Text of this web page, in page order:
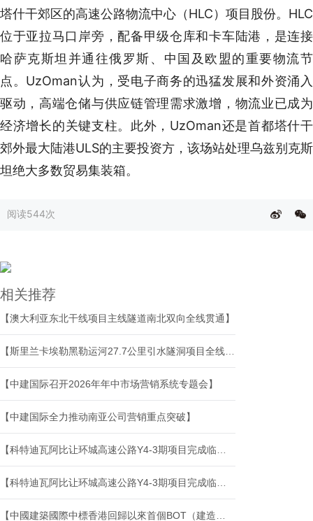
塔什干郊区的高速公路物流中心（HLC）项目股份。HLC
位于亚拉马口岸旁，配备甲级仓库和卡车陆港，是连接
哈萨克斯坦并通往俄罗斯、中国及欧盟的重要物流节
点。UzOman认为，受电子商务的迅猛发展和外资涌入
驱动，高端仓储与供应链管理需求激增，物流业已成为
经济增长的关键支柱。此外，UzOman还是首都塔什干
郊外最大陆港ULS的主要投资方，该场站处理乌兹别克斯
坦绝大多数贸易集装箱。
阅读544次
相关推荐
【澳大利亚东北干线项目主线隧道南北双向全线贯通】
【中建国际召开2026年年中市场营销系统专题会】
【中建国际全力推动南亚公司营销重点突破】